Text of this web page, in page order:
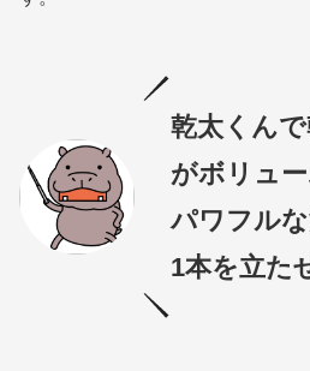
乾太くん
がボリュ
パワフル
1本を立た